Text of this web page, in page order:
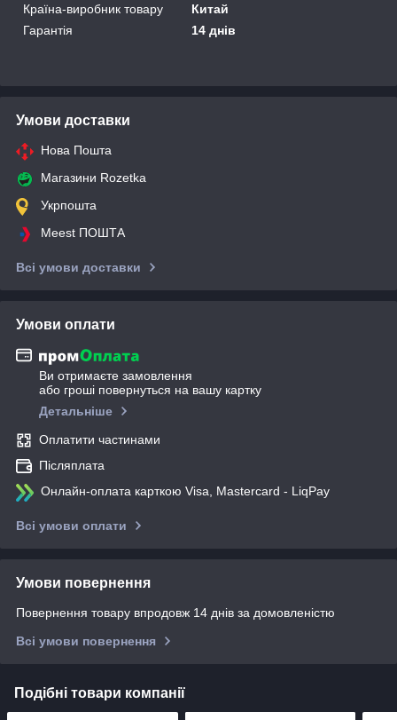
Країна-виробник товару
Китай
Гарантія
14 днів
Умови доставки
Нова Пошта
Магазини Rozetka
Укрпошта
Meest ПОШТА
Всі умови доставки
Умови оплати
Ви отримаєте замовлення
або гроші повернуться на вашу картку
Детальніше
Оплатити частинами
Післяплата
Онлайн-оплата карткою Visa, Mastercard - LiqPay
Всі умови оплати
Умови повернення
Повернення товару впродовж 14 днів за домовленістю
Всі умови повернення
Подібні товари компанії